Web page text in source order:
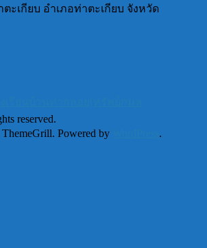
ะเกียบ อำเภอท่าตะเกียบ จังหวัด
reserved.
Powered by .